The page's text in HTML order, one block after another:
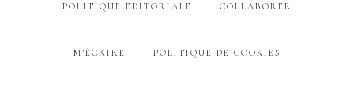
POLITIQUE ÉDITORIALE COLLABORER
M’ÉCRIRE POLITIQUE DE COOKIES